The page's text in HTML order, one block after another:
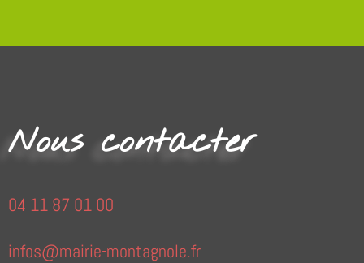
Nous contacter
04 11 87 01 00
infos@mairie-montagnole.fr